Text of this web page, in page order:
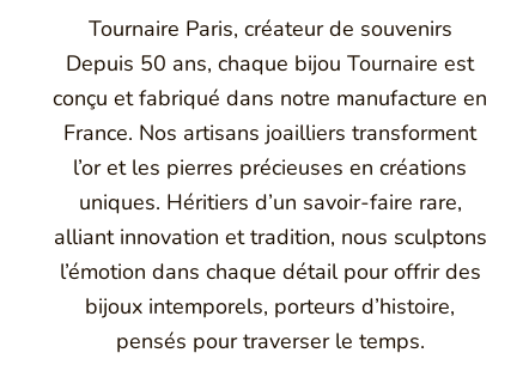
Tournaire Paris, créateur de souvenirs
Depuis 50 ans, chaque bijou Tournaire est
conçu et fabriqué dans notre manufacture en
France. Nos artisans joailliers transforment
l’or et les pierres précieuses en créations
uniques. Héritiers d’un savoir-faire rare,
alliant innovation et tradition, nous sculptons
l’émotion dans chaque détail pour offrir des
bijoux intemporels, porteurs d’histoire,
pensés pour traverser le temps.
Montbrison, Lyon, Paris